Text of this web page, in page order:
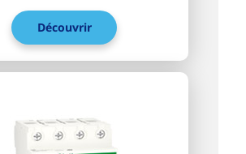
Découvrir